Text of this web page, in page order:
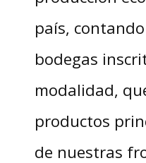
país,
bodegas
modalidad,
productos
de nuestras